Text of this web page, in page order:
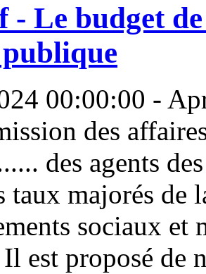
- Le budget
publique
00:00:00 -
des
des agents
taux majorés de
sociaux
est proposé de